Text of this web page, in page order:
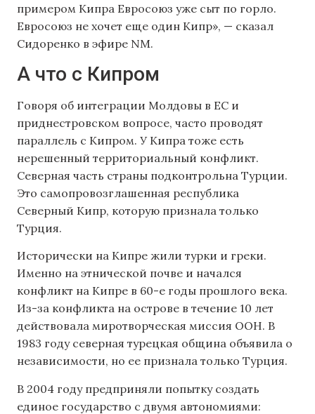
примером Кипра Евросоюз уже сыт по горло.
Евросоюз не хочет еще один Кипр», — сказал
Сидоренко в эфире NM.
А что с Кипром
Говоря об интеграции Молдовы в ЕС и
приднестровском вопросе, часто проводят
параллель с Кипром. У Кипра тоже есть
нерешенный территориальный конфликт.
Северная часть страны подконтрольна Турции.
Это самопровозглашенная республика
Северный Кипр, которую признала только
Турция.
Исторически на Кипре жили турки и греки.
Именно на этнической почве и начался
конфликт на Кипре в 60-е годы прошлого века.
Из-за конфликта на острове в течение 10 лет
действовала миротворческая миссия ООН. В
1983 году северная турецкая община объявила о
независимости, но ее признала только Турция.
В 2004 году предприняли попытку создать
единое государство с двумя автономиями: